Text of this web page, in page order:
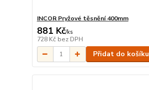
INCOR Pryžové těsnění 400mm
881 Kč/ks
728 Kč bez DPH
Přidat do košíku